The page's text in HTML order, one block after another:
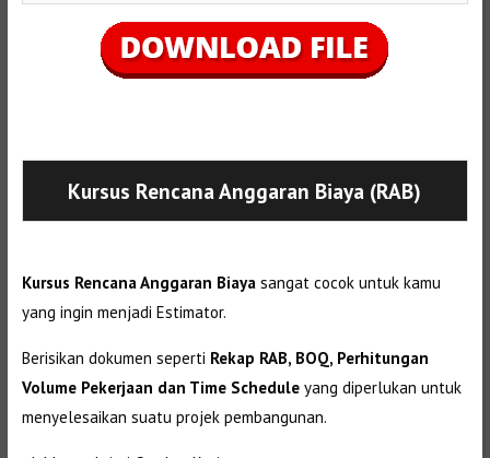
Kursus Rencana Anggaran Biaya (RAB)
Kursus Rencana Anggaran Biaya sangat cocok untuk kamu
yang ingin menjadi Estimator.
Berisikan dokumen seperti Rekap RAB, BOQ, Perhitungan
Volume Pekerjaan dan Time Scheduleyang diperlukan untuk
menyelesaikan suatu projek pembangunan.